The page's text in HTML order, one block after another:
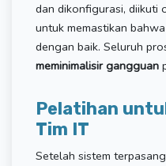
dan dikonfigurasi, diikuti
untuk memastikan
dengan baik. Seluruh
meminimalisir gangguan
Pelatihan
Tim IT
Setelah sistem